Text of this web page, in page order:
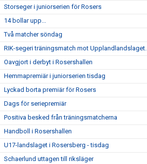
Storseger i juniorserien för Rosers
14 bollar upp...
Två matcher söndag
RIK-segeri träningsmatch mot Upplandlandslaget.
Oavgjort i derbyt i Rosershallen
Hemmapremiär i juniorserien tisdag
Lyckad borta premiär för Rosers
Dags för seriepremiär
Positiva besked från träningsmatcherna
Handboll i Rosershallen
U17-landslaget i Rosersberg - tisdag
Schaerlund uttagen till riksläger